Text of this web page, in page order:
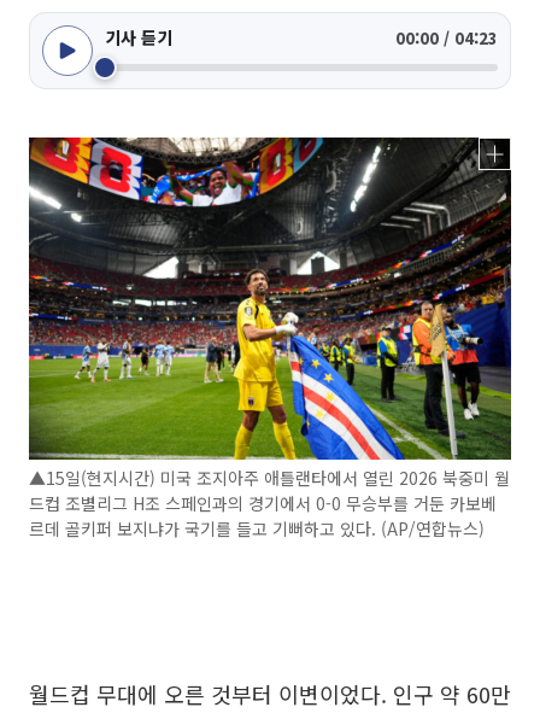
기사 듣기 00:00 / 04:23
▲15일(현지시간) 미국 조지아주 애틀랜타에서 열린 2026 북중미 월
드컵 조별리그 H조 스페인과의 경기에서 0-0 무승부를 거둔 카보베
르데 골키퍼 보지냐가 국기를 들고 기뻐하고 있다. (AP/연합뉴스)
월드컵 무대에 오른 것부터 이변이었다. 인구 약 60만